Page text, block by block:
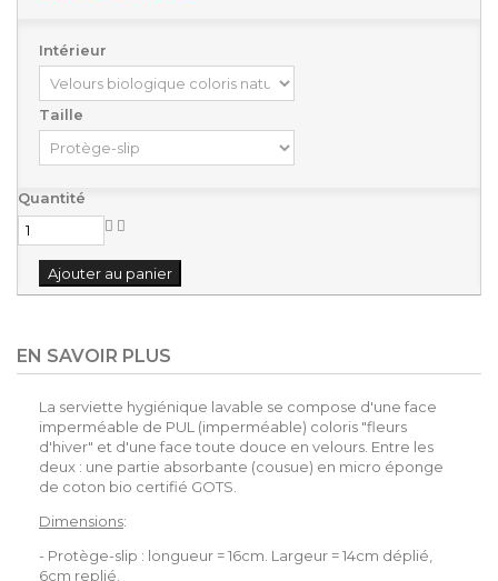
Intérieur
Taille
Quantité
Ajouter au panier
EN SAVOIR PLUS
La serviette hygiénique lavable se compose d'une face
imperméable de PUL (imperméable) coloris "fleurs
d'hiver" et d'une face toute douce en velours. Entre les
deux : une partie absorbante (cousue) en micro éponge
de coton bio certifié GOTS.
Dimensions:
- Protège-slip : longueur = 16cm. Largeur = 14cm déplié,
6cm replié.